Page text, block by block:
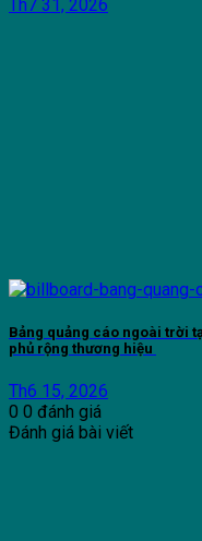
Th7 31, 2026
Bảng quảng cáo ngoài trời
phủ rộng thương hiệu
Th6 15, 2026
0 0 đánh giá
Đánh giá bài viết